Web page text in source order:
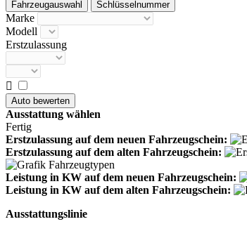
Fahrzeugauswahl Schlüsselnummer
Marke
Modell
Erstzulassung

Ausstattung wählen
Fertig
Erstzulassung auf dem neuen Fahrzeugschein:
Erstzulassung auf dem alten Fahrzeugschein:
Leistung in KW auf dem neuen Fahrzeugschein:
Leistung in KW auf dem alten Fahrzeugschein:
Ausstattungslinie